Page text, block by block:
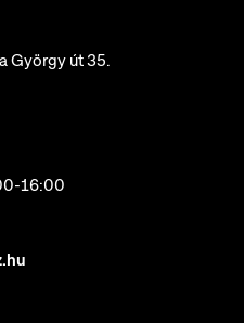
György út 35.
16:00